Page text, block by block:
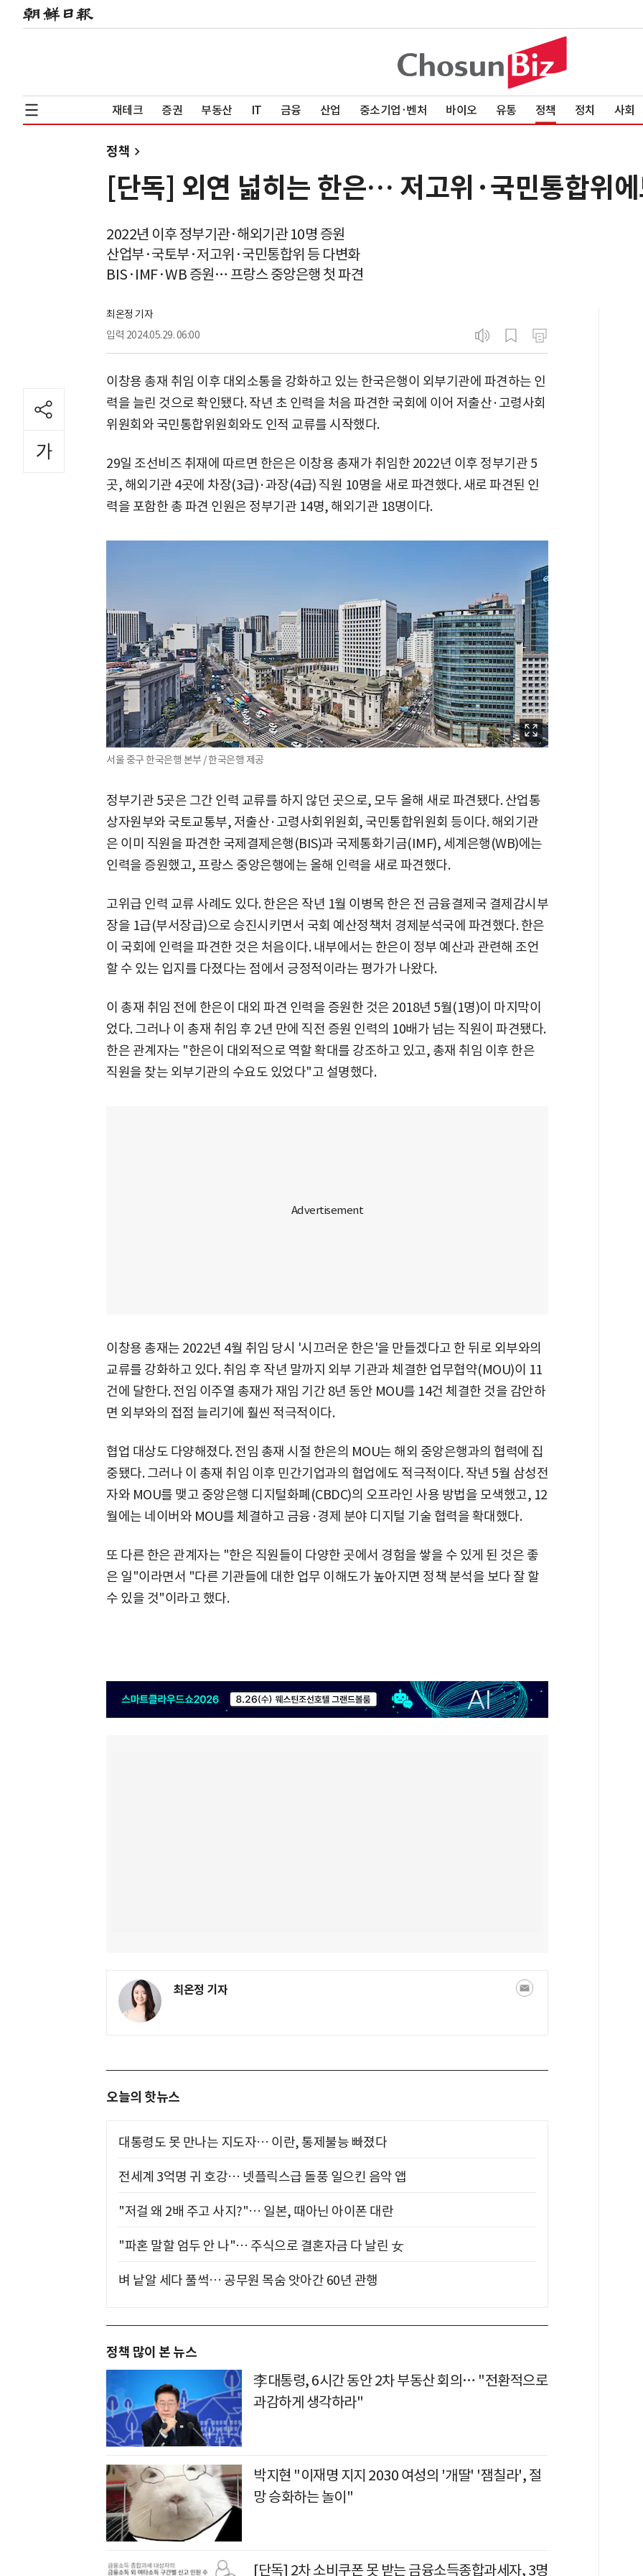
재테크 증권 부동산 IT 금융 산업 중소기업·벤처 바이오 유통 정책 정치 사회
정책
[단독] 외연 넓히는 한은… 저고위·국민통합위
2022년 이후 정부기관·해외기관 10명 증원
산업부·국토부·저고위·국민통합위 등 다변화
BIS·IMF·WB 증원… 프랑스 중앙은행 첫 파견
최온정 기자
입력 2024.05.29. 06:00
이창용 총재 취임 이후 대외소통을 강화하고 있는 한국은행이 외부기관에 파견하는 인
력을 늘린 것으로 확인됐다. 작년 초 인력을 처음 파견한 국회에 이어 저출산·고령사회
위원회와 국민통합위원회와도 인적 교류를 시작했다.
29일 조선비즈 취재에 따르면 한은은 이창용 총재가 취임한 2022년 이후 정부기관 5
곳, 해외기관 4곳에 차장(3급)·과장(4급) 직원 10명을 새로 파견했다. 새로 파견된 인
력을 포함한 총 파견 인원은 정부기관 14명, 해외기관 18명이다.
서울 중구 한국은행 본부 / 한국은행 제공
정부기관 5곳은 그간 인력 교류를 하지 않던 곳으로, 모두 올해 새로 파견됐다. 산업통
상자원부와 국토교통부, 저출산·고령사회위원회, 국민통합위원회 등이다. 해외기관
은 이미 직원을 파견한 국제결제은행(BIS)과 국제통화기금(IMF), 세계은행(WB)에는
인력을 증원했고, 프랑스 중앙은행에는 올해 인력을 새로 파견했다.
고위급 인력 교류 사례도 있다. 한은은 작년 1월 이병목 한은 전 금융결제국 결제감시부
장을 1급(부서장급)으로 승진시키면서 국회 예산정책처 경제분석국에 파견했다. 한은
이 국회에 인력을 파견한 것은 처음이다. 내부에서는 한은이 정부 예산과 관련해 조언
할 수 있는 입지를 다졌다는 점에서 긍정적이라는 평가가 나왔다.
이 총재 취임 전에 한은이 대외 파견 인력을 증원한 것은 2018년 5월(1명)이 마지막이
었다. 그러나 이 총재 취임 후 2년 만에 직전 증원 인력의 10배가 넘는 직원이 파견됐다.
한은 관계자는 "한은이 대외적으로 역할 확대를 강조하고 있고, 총재 취임 이후 한은
직원을 찾는 외부기관의 수요도 있었다"고 설명했다.
이창용 총재는 2022년 4월 취임 당시 '시끄러운 한은'을 만들겠다고 한 뒤로 외부와의
교류를 강화하고 있다. 취임 후 작년 말까지 외부 기관과 체결한 업무협약(MOU)이 11
건에 달한다. 전임 이주열 총재가 재임 기간 8년 동안 MOU를 14건 체결한 것을 감안하
면 외부와의 접점 늘리기에 훨씬 적극적이다.
협업 대상도 다양해졌다. 전임 총재 시절 한은의 MOU는 해외 중앙은행과의 협력에 집
중됐다. 그러나 이 총재 취임 이후 민간기업과의 협업에도 적극적이다. 작년 5월 삼성전
자와 MOU를 맺고 중앙은행 디지털화폐(CBDC)의 오프라인 사용 방법을 모색했고, 12
월에는 네이버와 MOU를 체결하고 금융·경제 분야 디지털 기술 협력을 확대했다.
또 다른 한은 관계자는 "한은 직원들이 다양한 곳에서 경험을 쌓을 수 있게 된 것은 좋
은 일"이라면서 "다른 기관들에 대한 업무 이해도가 높아지면 정책 분석을 보다 잘 할
수 있을 것"이라고 했다.
최온정 기자
오늘의 핫뉴스
대통령도 못 만나는 지도자… 이란, 통제불능 빠졌다
전세계 3억명 귀 호강… 넷플릭스급 돌풍 일으킨 음악 앱
"저걸 왜 2배 주고 사지?"… 일본, 때아닌 아이폰 대란
"파혼 말할 엄두 안 나"… 주식으로 결혼자금 다 날린 女
벼 낱알 세다 풀썩… 공무원 목숨 앗아간 60년 관행
정책 많이 본 뉴스
李대통령, 6시간 동안 2차 부동산 회의… "전환적으로
과감하게 생각하라"
박지현 "이재명 지지 2030 여성의 '개딸' '잼칠라', 절
망 승화하는 놀이"
[단독] 2차 소비쿠폰 못 받는 금융소득종합과세자, 3명